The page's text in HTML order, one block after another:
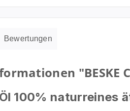
Bewertungen
"BESKE
100% naturreines